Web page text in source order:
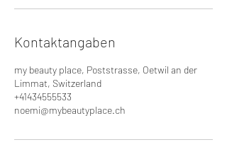
Kontaktangaben
my beauty place, Poststrasse, Oetwil an der
Limmat, Switzerland
+41434555533
noemi@mybeautyplace.ch